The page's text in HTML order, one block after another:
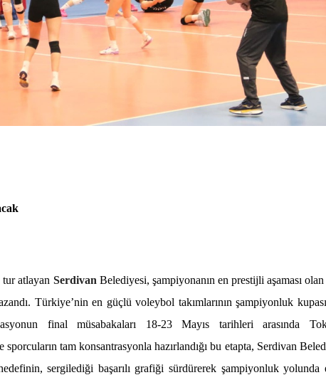
tur atlayan Serdivan Belediyesi, şampiyonanın en prestijli aşaması
Türkiye’nin en güçlü voleybol takımlarının şampiyonluk
final müsabakaları 18-23 Mayıs tarihleri arasında
tam konsantrasyonla hazırlandığı bu etapta, Serdivan
sergilediği başarılı grafiği sürdürerek şampiyonluk yolunda